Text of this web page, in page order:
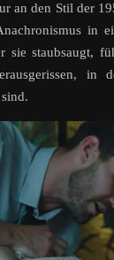
an den Stil der
in
sie staubsaugt,
in